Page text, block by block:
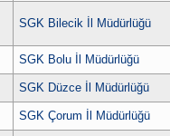
SGK Bilecik İl Müdürlüğü
SGK Bolu İl Müdürlüğü
SGK Düzce İl Müdürlüğü
SGK Çorum İl Müdürlüğü